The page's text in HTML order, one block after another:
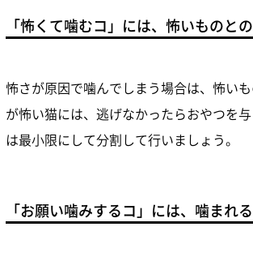
「怖くて噛むコ」には、怖いものと
怖さが原因で噛んでしまう場合は、怖い
が怖い猫には、逃げなかったらおやつを
は最小限にして分割して行いましょう。
「お願い噛みするコ」には、噛まれ